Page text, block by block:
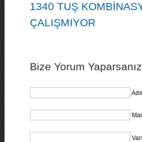
1340 TUŞ
ÇALIŞMIYOR
Bize Yorum